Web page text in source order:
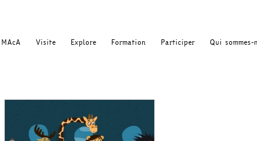
MAcA Visite Explore Formation Participer Qui sommes-